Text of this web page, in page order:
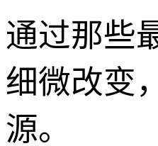
通过那些
细微改变
源。